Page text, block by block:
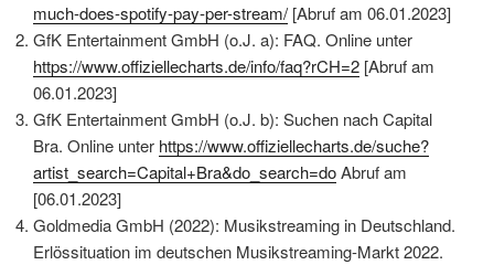
much-does-spotify-pay-per-stream/ [Abruf am 06.01.2023]
GfK Entertainment GmbH (o.J. a): FAQ. Online unter
https://www.offiziellecharts.de/info/faq?rCH=2 [Abruf am
06.01.2023]
GfK Entertainment GmbH (o.J. b): Suchen nach Capital
Bra. Online unter https://www.offiziellecharts.de/suche?
artist_search=Capital+Bra&do_search=doAbruf am
[06.01.2023]
Goldmedia GmbH (2022): Musikstreaming in Deutschland.
Erlössituation im deutschen Musikstreaming-Markt 2022.